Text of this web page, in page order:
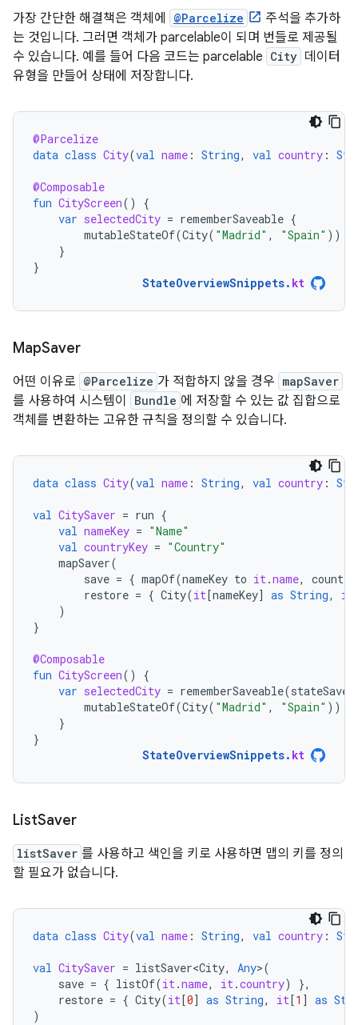
가장 간단한 해결책은 객체에 @Parcelize
주석을 추가하
는 것입니다. 그러면 객체가 parcelable이 되며 번들로 제공될
수 있습니다. 예를 들어 다음 코드는 parcelable City 데이터
유형을 만들어 상태에 저장합니다.
@Parcelize
data class City(val name : String, val country :
@Composable
fun CityScreen()
{
var selectedCity = rememberSaveable {
mutableStateOf(City( "Madrid" , "Spain" ))
}
}
StateOverviewSnippets. kt
MapSaver
어떤 이유로 @Parcelize 가 적합하지 않을 경우 mapSaver
를 사용하여 시스템이 Bundle 에 저장할 수 있는 값 집합으로
객체를 변환하는 고유한 규칙을 정의할 수 있습니다.
data class City(val name : String, val country :
val CitySaver = run {
val nameKey = "Name"
val countryKey = "Country"
mapSaver(
save = { mapOf(nameKey to it .name,
restore = { City(it[nameKey] as String, it
)
}
@Composable
fun CityScreen()
{
var selectedCity = rememberSaveable(stateSaver
mutableStateOf(City( "Madrid" , "Spain" ))
}
}
StateOverviewSnippets. kt
ListSaver
listSaver 를 사용하고 색인을 키로 사용하면 맵의 키를 정의
할 필요가 없습니다.
data class City(val name : String, val country :
val CitySaver = listSaver<City, Any>(
save = { listOf(it .name, it .country)
},
restore = { City(it[0] as String, it[1 ] as
)